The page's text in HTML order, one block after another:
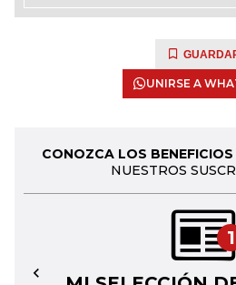
UNIRSE A
CONOZCA LOS
NUESTROS
1
←